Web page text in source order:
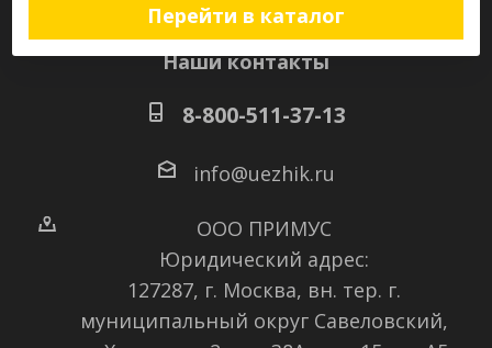
Перейти в каталог
Наши контакты
8-800-511-37-13
info@uezhik.ru
ООО ПРИМУС
Юридический адрес:
127287, г. Москва, вн. тер. г.
муниципальный округ Савеловский,